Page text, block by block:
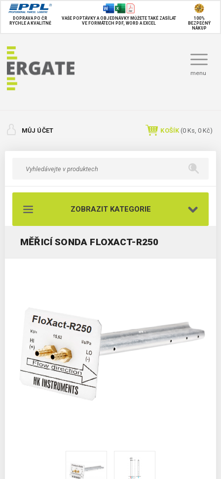
DOPRAVA PO ČR
RYCHLE A KVALITNĚ
VAŠE POPTÁVKY A OBJEDNÁVKY MŮŽETE TAKÉ ZASÍLAT
VE FORMÁTECH PDF, WORD A EXCEL
100%
BEZPEČNÝ
NÁKUP
menu
MŮJ ÚČET KOŠÍK (0 Ks, 0 Kč)
ZOBRAZIT KATEGORIE
MĚŘICÍ SONDA FLOXACT-R250